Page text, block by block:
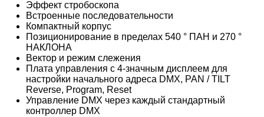
Эффект стробоскопа
Встроенные последовательности
Компактный корпус
Позиционирование в пределах 540 ° ПАН и 270 °
НАКЛОНА
Вектор и режим слежения
Плата управления с 4-значным дисплеем для
настройки начального адреса DMX, PAN / TILT
Reverse, Program, Reset
Управление DMX через каждый стандартный
контроллер DMX